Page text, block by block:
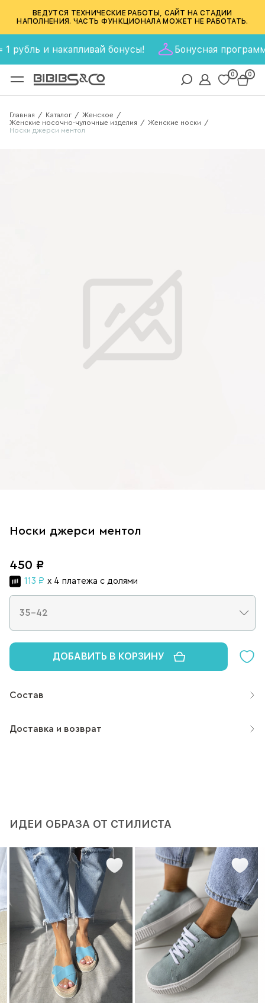
ВЕДУТСЯ ТЕХНИЧЕСКИЕ РАБОТЫ, САЙТ НА СТАДИИ
НАПОЛНЕНИЯ. ЧАСТЬ ФУНКЦИОНАЛА МОЖЕТ НЕ РАБОТАТЬ.
и накапливай бонусы! Бонусная программа
0 0
Главная / Каталог / Женское /
Женские носочно-чулочные изделия / Женские носки /
Носки джерси ментол
Носки джерси ментол
450 ₽
113 ₽ x 4 платежа с долями
ДОБАВИТЬ В КОРЗИНУ
Состав
Доставка и возврат
ИДЕИ ОБРАЗА ОТ СТИЛИСТА